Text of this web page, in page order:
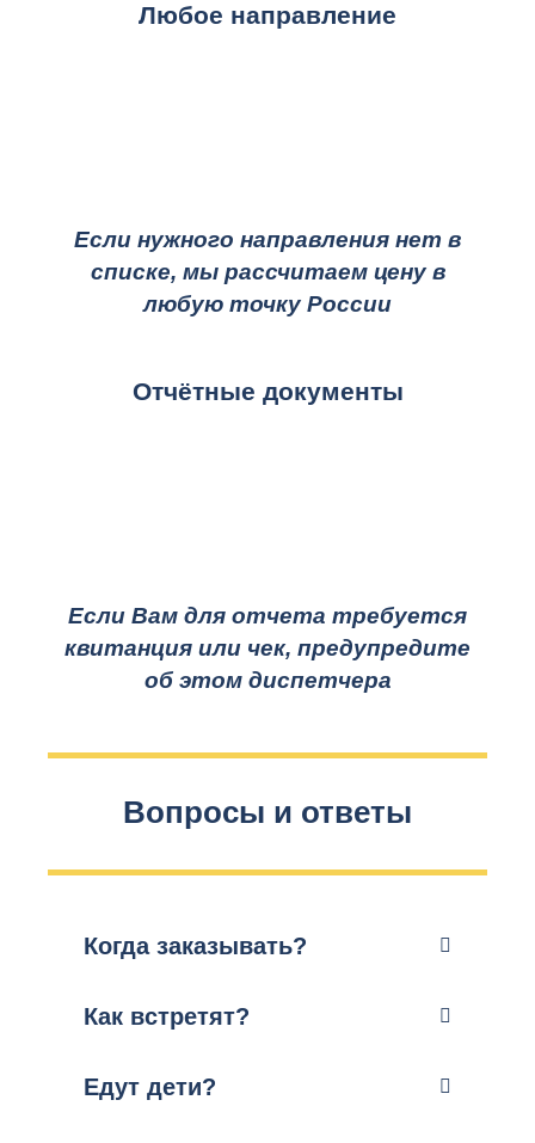
Любое направление
Если нужного направления нет в
списке, мы рассчитаем цену в
любую точку России
Отчётные документы
Если Вам для отчета требуется
квитанция или чек, предупредите
об этом диспетчера
Вопросы и ответы
Когда заказывать?
Как встретят?
Едут дети?